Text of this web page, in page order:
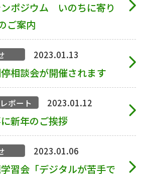
ポジウム いのちに寄り
ご案内
2023.01.13
相談会が開催されます
ポート 2023.01.12
新年のご挨拶
2023.01.06
習会「デジタルが苦手で